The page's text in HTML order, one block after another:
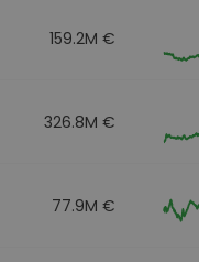
159.2M €
326.8M €
77.9M €